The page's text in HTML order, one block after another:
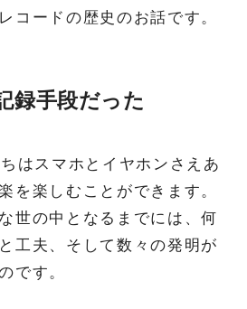
コードの歴史のお話です。
録手段だった
はスマホとイヤホンさえあ
を楽しむことができます。
世の中となるまでには、何
工夫、そして数々の発明が
です。